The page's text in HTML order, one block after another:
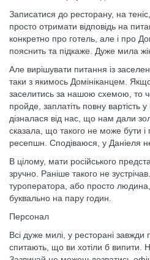
Записатися до ресторану, на
просто отримати відповідь на
конкретно про готель, але і про
пояснить та підкаже. Дуже мила
Але вирішувати питання із
таки з якимось Домініканцем.
заселитись за нашою схемою, то
пройде, заплатіть повну вартість
дізналася від нас, що нам дали
сказала, що такого не може бути і
ресепшн. Сподіваюся, у Даніеля
В цілому, мати російського
зручно. Раніше такого не
туроператора, або просто
буквально на пару годин.
Персонал
Всі дуже милі, у ресторані завжди
спитають, що ви хотіли б випити.